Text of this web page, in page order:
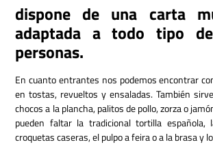
dispone de una carta
adaptada a todo tipo
personas.
En cuanto entrantes nos podemos encontrar
en tostas, revueltos y ensaladas. También
chocos a la plancha, palitos de pollo, zorza o
pueden faltar la tradicional tortilla española,
croquetas caseras, el pulpo a feira o a la brasa y